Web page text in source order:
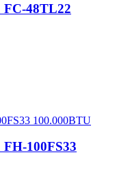
FC-48TL22
100FS33